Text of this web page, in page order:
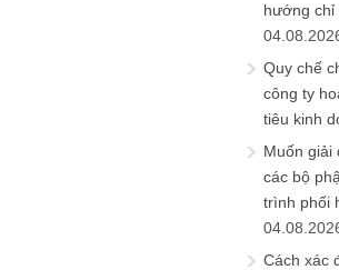
hướng chỉ
Quy chế
công ty
tiêu kinh
Muốn giải
các bộ
trình phối
Cách xác